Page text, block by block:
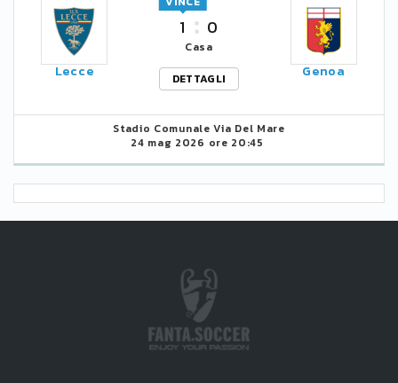
Lecce
1 0
Casa
DETTAGLI
Genoa
Stadio Comunale Via Del Mare
24 mag 2026 ore 20:45